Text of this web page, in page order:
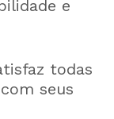
e
todas
seus